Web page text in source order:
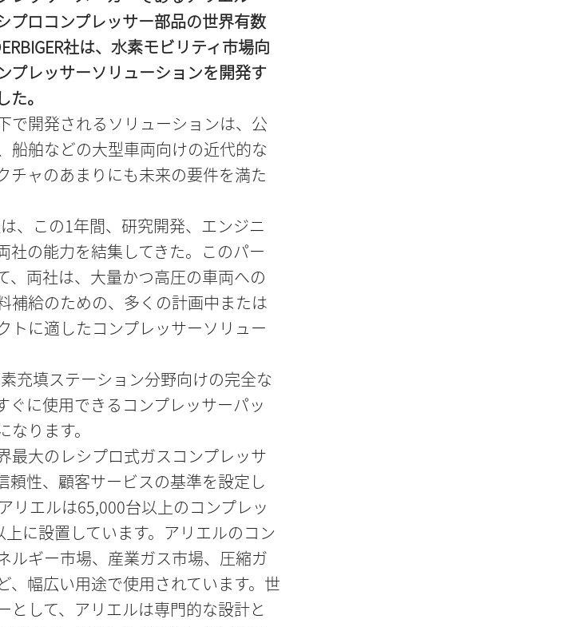
プロコンプレッサー部品の世界有数
社は、水素モビリティ市場向
プレッサーソリューションを開発す
。
で開発されるソリューションは、公
船舶などの大型車両向けの近代的な
チャのあまりにも未来の要件を満た
、この1年間、研究開発、エンジニ
社の能力を結集してきた。このパー
、両社は、大量かつ高圧の車両への
補給のための、多くの計画中または
トに適したコンプレッサーソリュー
充填ステーション分野向けの完全な
ぐに使用できるコンプレッサーパッ
ります。
最大のレシプロ式ガスコンプレッサ
頼性、顧客サービスの基準を設定し
リエルは65,000台以上のコンプレッ
に設置しています。アリエルのコン
ルギー市場、産業ガス市場、圧縮ガ
、幅広い用途で使用されています。世
として、アリエルは専門的な設計と